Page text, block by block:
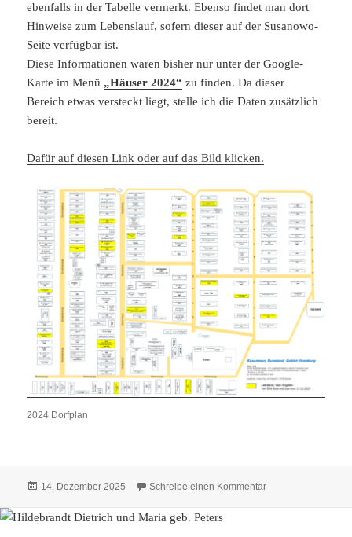
ebenfalls in der Tabelle vermerkt. Ebenso findet man dort
Hinweise zum Lebenslauf, sofern dieser auf der Susanowo-
Seite verfügbar ist.
Diese Informationen waren bisher nur unter der Google-
Karte im Menü „Häuser 2024“ zu finden. Da dieser
Bereich etwas versteckt liegt, stelle ich die Daten zusätzlich
bereit.
Dafür auf diesen Link oder auf das Bild klicken.
2024 Dorfplan
Veröffentlicht
14. Dezember 2025 Schreibe einen Kommentarzu Häuser 2024 –